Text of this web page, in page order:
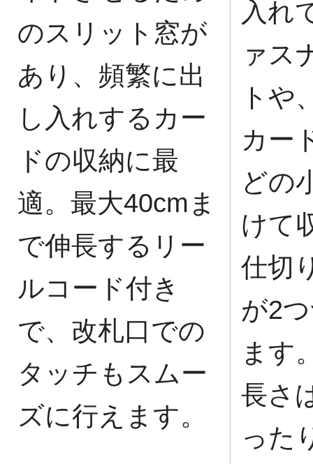
のスリット窓が
あり、頻繁に出
し入れするカー
ドの収納に最
適。最大40cmま
で伸長するリー
ルコード付き
で、改札口での
タッチもスムー
ズに行えます。
入れ
ァス
トや
カー
どの
けて
仕切
が2
ます
長さ
った